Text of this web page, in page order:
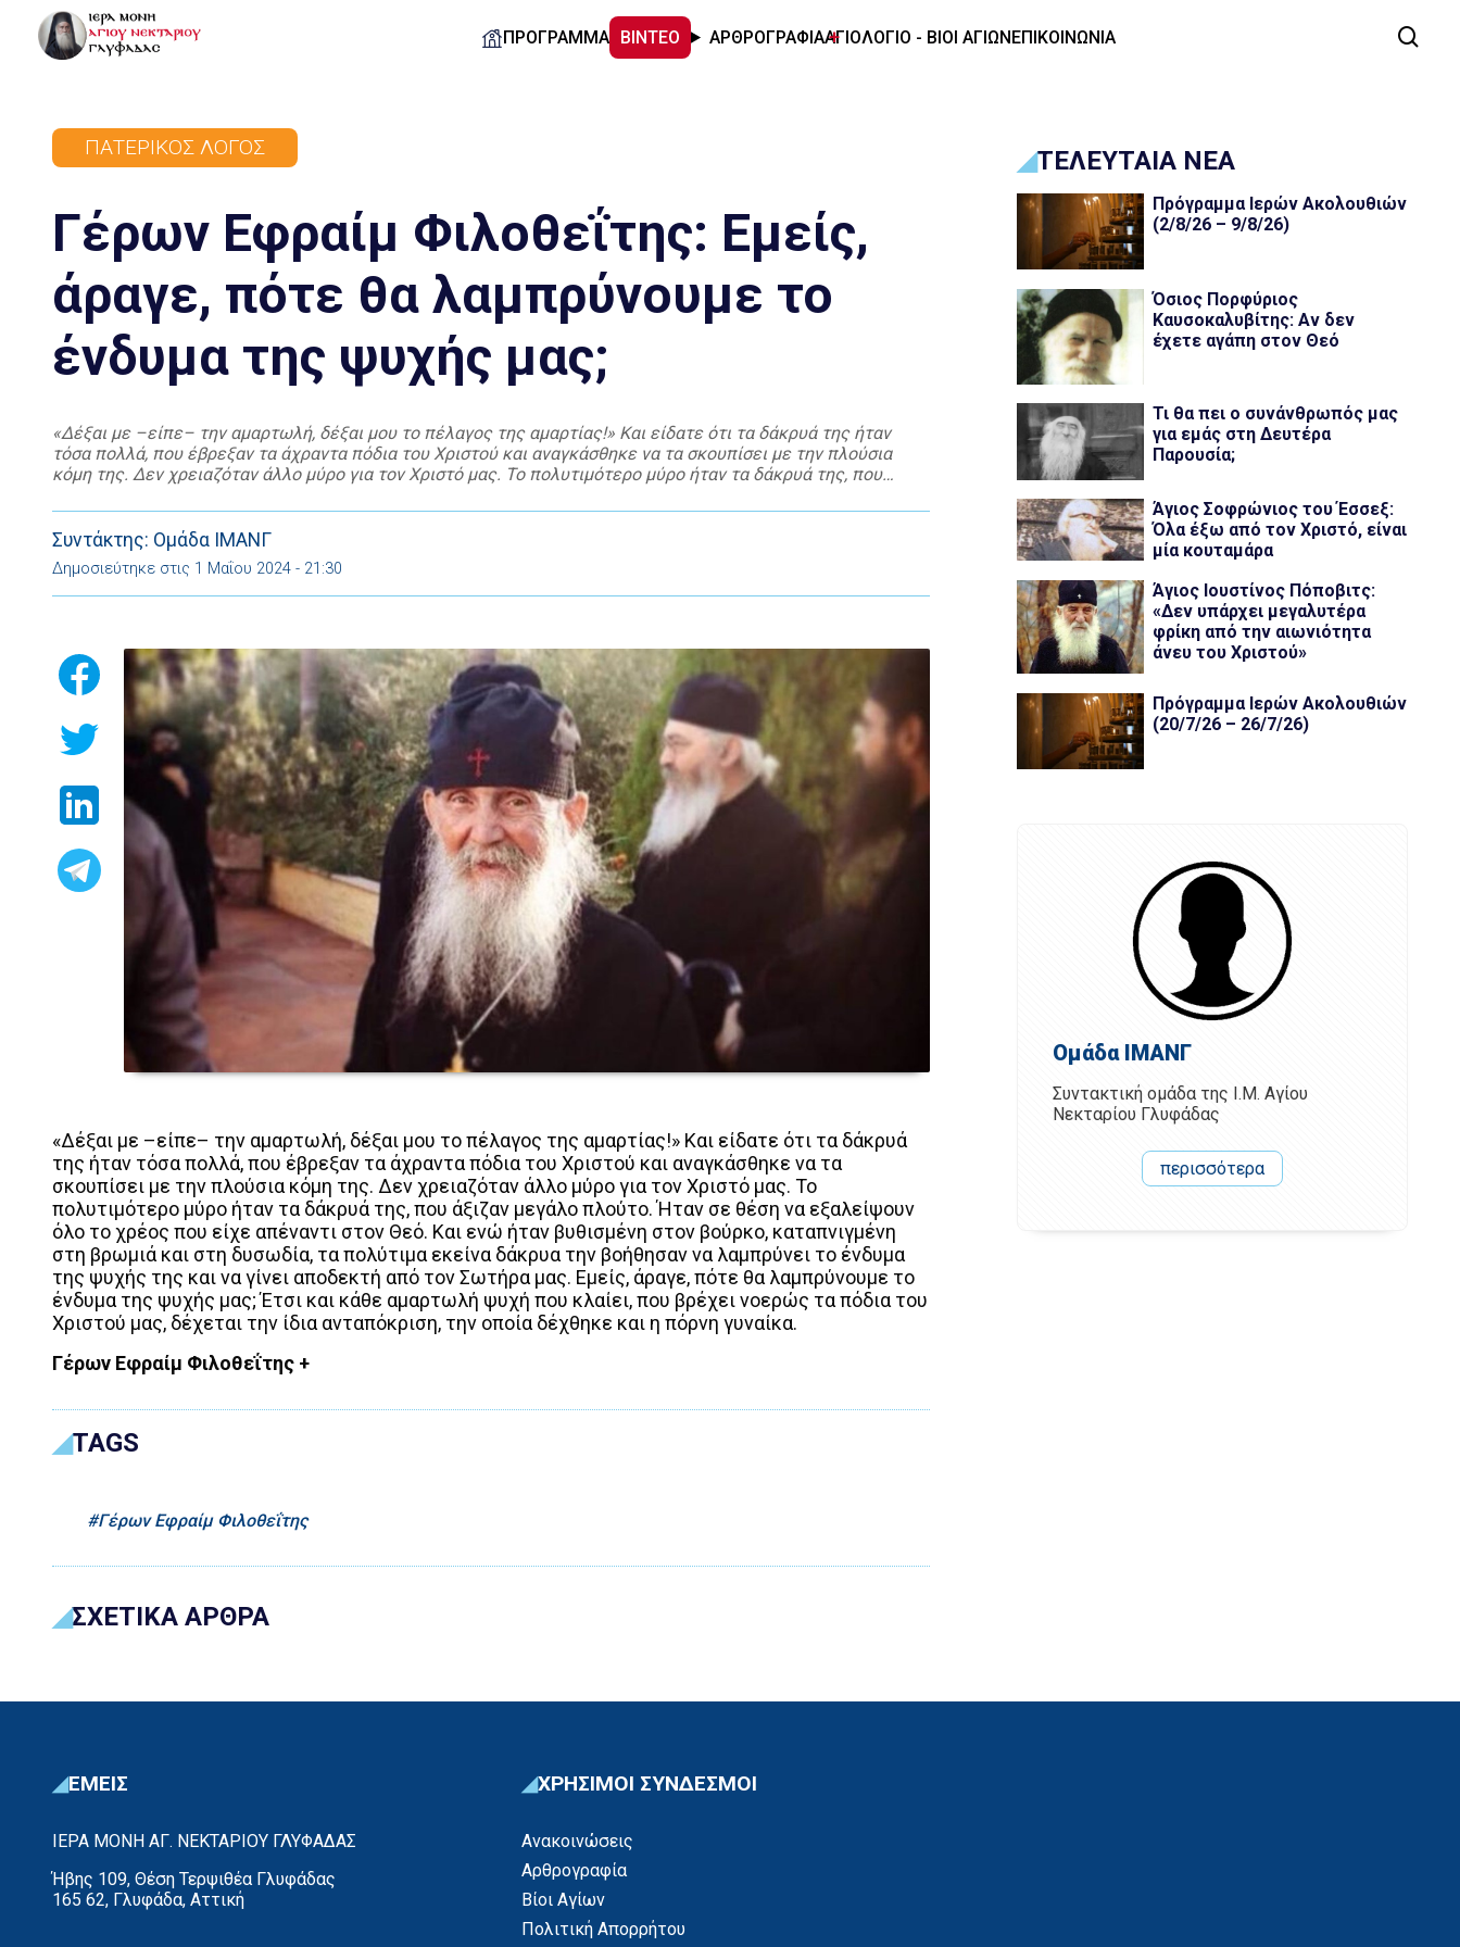
ΠΡΟΓΡΑΜΜΑ ΒΙΝΤΕΟ ΑΡΘΡΟΓΡΑΦΙΑΑΓΙΟΛΟΓΙΟ - ΒΙΟΙ ΑΓΙΩΝΕΠΙΚΟΙΝΩΝΙΑ
ΠΑΤΕΡΙΚΌΣ ΛΌΓΟΣ
Γέρων Εφραίμ Φιλοθεΐτης: Εμείς,
άραγε, πότε θα λαμπρύνουμε το
ένδυμα της ψυχής μας;
«Δέξαι με –είπε– την αμαρτωλή, δέξαι μου το πέλαγος της αμαρτίας!» Και είδατε ότι τα δάκρυά της ήταν
τόσα πολλά, που έβρεξαν τα άχραντα πόδια του Χριστού και αναγκάσθηκε να τα σκουπίσει με την πλούσια
κόμη της. Δεν χρειαζόταν άλλο μύρο για τον Χριστό μας. Το πολυτιμότερο μύρο ήταν τα δάκρυά της, που
Συντάκτης: Ομάδα ΙΜΑΝΓ
Δημοσιεύτηκε στις 1 Μαΐου 2024 - 21:30
«Δέξαι με –είπε– την αμαρτωλή, δέξαι μου το πέλαγος της αμαρτίας!» Και είδατε ότι τα δάκρυά
της ήταν τόσα πολλά, που έβρεξαν τα άχραντα πόδια του Χριστού και αναγκάσθηκε να τα
σκουπίσει με την πλούσια κόμη της. Δεν χρειαζόταν άλλο μύρο για τον Χριστό μας. Το
πολυτιμότερο μύρο ήταν τα δάκρυά της, που άξιζαν μεγάλο πλούτο. Ήταν σε θέση να εξαλείψουν
όλο το χρέος που είχε απέναντι στον Θεό. Και ενώ ήταν βυθισμένη στον βούρκο, καταπνιγμένη
στη βρωμιά και στη δυσωδία, τα πολύτιμα εκείνα δάκρυα την βοήθησαν να λαμπρύνει το ένδυμα
της ψυχής της και να γίνει αποδεκτή από τον Σωτήρα μας. Εμείς, άραγε, πότε θα λαμπρύνουμε το
ένδυμα της ψυχής μας; Έτσι και κάθε αμαρτωλή ψυχή που κλαίει, που βρέχει νοερώς τα πόδια του
Χριστού μας, δέχεται την ίδια ανταπόκριση, την οποία δέχθηκε και η πόρνη γυναίκα.
Γέρων Εφραίμ Φιλοθεΐτης +
TAGS
Γέρων Εφραίμ Φιλοθεΐτης
ΣΧΕΤΙΚΑ ΑΡΘΡΑ
ΤΕΛΕΥΤΑΙΑ ΝΕΑ
Πρόγραμμα Ιερών Ακολουθιών
(2/8/26 – 9/8/26)
Όσιος Πορφύριος
Καυσοκαλυβίτης: Αν δεν
έχετε αγάπη στον Θεό
Τι θα πει ο συνάνθρωπός μας
για εμάς στη Δευτέρα
Παρουσία;
Άγιος Σοφρώνιος του Έσσεξ:
Όλα έξω από τον Χριστό, είναι
μία κουταμάρα
Άγιος Ιουστίνος Πόποβιτς:
«Δεν υπάρχει μεγαλυτέρα
φρίκη από την αιωνιότητα
άνευ του Χριστού»
Πρόγραμμα Ιερών Ακολουθιών
(20/7/26 – 26/7/26)
Ομάδα ΙΜΑΝΓ
Συντακτική ομάδα της Ι.Μ. Αγίου
Νεκταρίου Γλυφάδας
περισσότερα
ΕΜΕΙΣ
ΙΕΡΑ ΜΟΝΗ ΑΓ. ΝΕΚΤΑΡΙΟΥ ΓΛΥΦΑΔΑΣ
Ήβης 109, Θέση Τερψιθέα Γλυφάδας
165 62, Γλυφάδα, Αττική
ΧΡΗΣΙΜΟΙ ΣΥΝΔΕΣΜΟΙ
Ανακοινώσεις
Αρθρογραφία
Βίοι Αγίων
Πολιτική Απορρήτου